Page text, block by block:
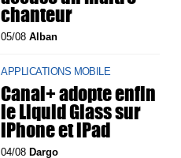
chanteur
05/08Alban
APPLICATIONS MOBILE
Canal+ adopte enfin
le Liquid Glass sur
iPhone et iPad
04/08 Dargo